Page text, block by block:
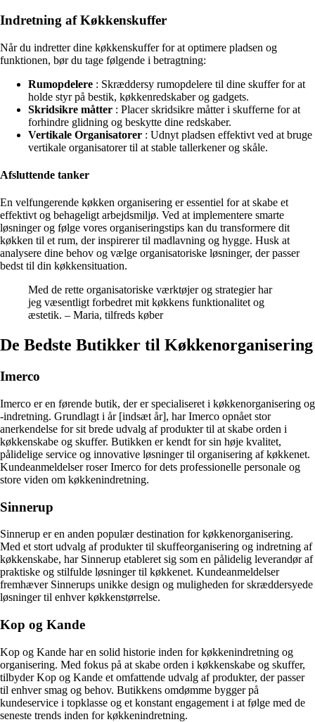
Indretning af Køkkenskuffer
Når du indretter dine køkkenskuffer for at optimere pladsen og
funktionen, bør du tage følgende i betragtning:
Rumopdelere : Skræddersy rumopdelere til dine skuffer for at
holde styr på bestik, køkkenredskaber og gadgets.
Skridsikre måtter : Placer skridsikre måtter i skufferne for at
forhindre glidning og beskytte dine redskaber.
Vertikale Organisatorer : Udnyt pladsen effektivt ved at bruge
vertikale organisatorer til at stable tallerkener og skåle.
Afsluttende tanker
En velfungerende køkken organisering er essentiel for at skabe et
effektivt og behageligt arbejdsmiljø. Ved at implementere smarte
løsninger og følge vores organiseringstips kan du transformere dit
køkken til et rum, der inspirerer til madlavning og hygge. Husk at
analysere dine behov og vælge organisatoriske løsninger, der passer
bedst til din køkkensituation.
Med de rette organisatoriske værktøjer og strategier har
jeg væsentligt forbedret mit køkkens funktionalitet og
æstetik. – Maria, tilfreds køber
De Bedste Butikker til Køkkenorganisering
Imerco
Imerco er en førende butik, der er specialiseret i køkkenorganisering og
-indretning. Grundlagt i år [indsæt år], har Imerco opnået stor
anerkendelse for sit brede udvalg af produkter til at skabe orden i
køkkenskabe og skuffer. Butikken er kendt for sin høje kvalitet,
pålidelige service og innovative løsninger til organisering af køkkenet.
Kundeanmeldelser roser Imerco for dets professionelle personale og
store viden om køkkenindretning.
Sinnerup
Sinnerup er en anden populær destination for køkkenorganisering.
Med et stort udvalg af produkter til skuffeorganisering og indretning af
køkkenskabe, har Sinnerup etableret sig som en pålidelig leverandør af
praktiske og stilfulde løsninger til køkkenet. Kundeanmeldelser
fremhæver Sinnerups unikke design og muligheden for skræddersyede
løsninger til enhver køkkenstørrelse.
Kop og Kande
Kop og Kande har en solid historie inden for køkkenindretning og
organisering. Med fokus på at skabe orden i køkkenskabe og skuffer,
tilbyder Kop og Kande et omfattende udvalg af produkter, der passer
til enhver smag og behov. Butikkens omdømme bygger på
kundeservice i topklasse og et konstant engagement i at følge med de
seneste trends inden for køkkenindretning.